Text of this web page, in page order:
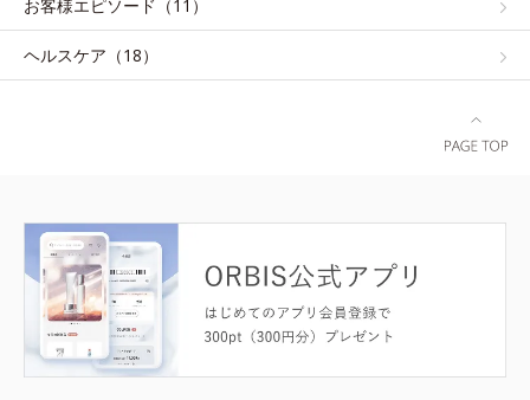
お客様エピソード（11）
ヘルスケア（18）